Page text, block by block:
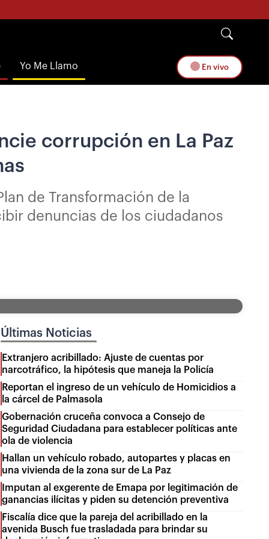
Yo Me Llamo En vivo
corrupción en La Paz
de Transformación de la
denuncias de los ciudadanos
Últimas Noticias
Extranjero acribillado: Ajuste de cuentas por
narcotráfico, la hipótesis que maneja la Policía
Reportan el ingreso de un vehículo de Homicidios a
la cárcel de Palmasola
Gobernación cruceña convoca a Consejo de
Seguridad Ciudadana para establecer políticas ante
ola de violencia
Hallan un vehículo robado, autopartes y placas en
una vivienda de la zona sur de La Paz
Imputan al exgerente de Emapa por legitimación de
ganancias ilícitas y piden su detención preventiva
Fiscalía dice que la pareja del acribillado en la
avenida Busch fue trasladada para brindar su